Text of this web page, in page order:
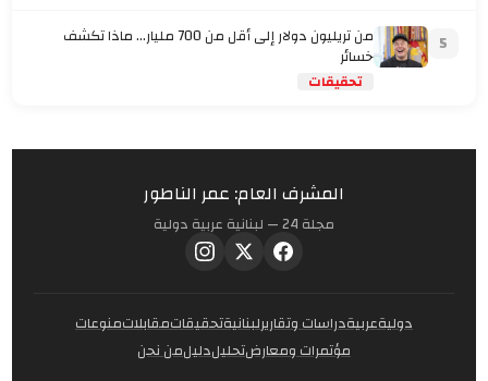
5 من تريليون دولار إلى أقل من 700 مليار… ماذا تكشف
خسائر
تحقيقات
المشرف العام: عمر الناطور
مجلة 24 — لبنانية عربية دولية
دوليةعربيةدراسات وتقاريرلبنانيةتحقيقاتمقابلاتمنوعات
مؤتمرات ومعارضتحليلدليلمن نحن